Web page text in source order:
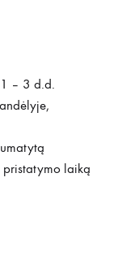
– 3 d.d.
pristatymo laiką